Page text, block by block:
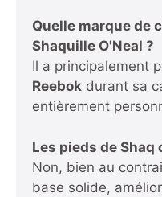
Quelle marque de
Shaquille O'Neal ?
Il a principalement
Reebok durant sa
entièrement
Les pieds de
Non, bien au
base solide,